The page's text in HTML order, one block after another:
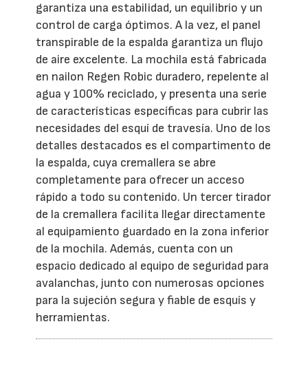
garantiza una estabilidad, un equilibrio y un
control de carga óptimos. A la vez, el panel
transpirable de la espalda garantiza un flujo
de aire excelente. La mochila está fabricada
en nailon Regen Robic duradero, repelente al
agua y 100% reciclado, y presenta una serie
de características específicas para cubrir las
necesidades del esquí de travesía. Uno de los
detalles destacados es el compartimento de
la espalda, cuya cremallera se abre
completamente para ofrecer un acceso
rápido a todo su contenido. Un tercer tirador
de la cremallera facilita llegar directamente
al equipamiento guardado en la zona inferior
de la mochila. Además, cuenta con un
espacio dedicado al equipo de seguridad para
avalanchas, junto con numerosas opciones
para la sujeción segura y fiable de esquís y
herramientas.